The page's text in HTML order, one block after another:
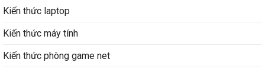
Kiến thức laptop
Kiến thức máy tính
Kiến thức phòng game net